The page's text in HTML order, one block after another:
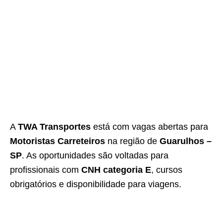
A TWA Transportes está com vagas abertas para
Motoristas Carreteiros na região de Guarulhos –
SP. As oportunidades são voltadas para
profissionais com CNH categoria E, cursos
obrigatórios e disponibilidade para viagens.